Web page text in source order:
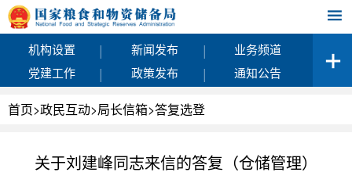
机构设置 | 新闻发布 |
业务频道
党建工作
| 政策发布 | 通知公告
首页>政民互动>局长信箱>答复选登
关于刘建峰同志来信的答复（仓储管理）